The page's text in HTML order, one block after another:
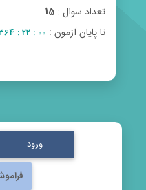
تعداد سوال : 15
تا پایان آزمون : 00 : 22 : 24364
ورود